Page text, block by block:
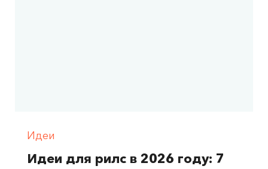
Идеи
Идеи для рилс в 2026 году: 7